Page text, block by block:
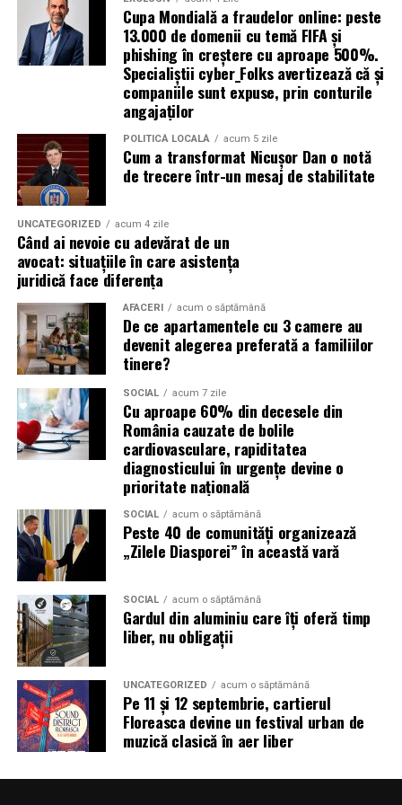
A doua este suprapunerea cu imobilele vecine — situația
în care două documentații cadastrale revendică, pe
hârtie, aceeași fâșie de teren. Deblocarea necesită
măsurători comparative și, uneori, acordul vecinilor.
A treia categorie o reprezintă construcțiile edificate fără
autorizație sau extinderile nedeclarate, care nu apar în
documentația inițială. Înainte de orice tranzacție,
acestea trebuie reflectate corect în evidențe.
Echipamentele au schimbat
regulile jocului
Diferența dintre topografia de acum douăzeci de ani și
cea de astăzi ține, în bună măsură, de tehnologie.
precizie centimetrică în sistemul național de referință.
Stațiile totale robotizate reduc numărul de operatori
necesari și cresc viteza de lucru. Scanarea laser produce,
în câteva minute, milioane de puncte care descriu fidel o
clădire sau un teren. Dronele acoperă rapid suprafețe
mari și generează ortofotoplanuri și modele digitale ale
terenului.
Pentru client, avantajul este dublu: timp mai scurt
petrecut pe teren și o marjă de eroare mult mai mică.
Pentru proiecte mari — un ansamblu rezidențial, o hală
industrială, un tronson de drum — aceste diferențe se
traduc direct în bani și în termene respectate.
Recomandări înainte de a
începe
Indiferent de firma aleasă, câteva verificări simple
Cupa Mondială a fraudelor online: peste
13.000 de domenii cu temă FIFA și
phishing în creștere cu aproape 500%.
Specialiștii cyber_Folks avertizează că și
companiile sunt expuse, prin conturile
angajaților
POLITICĂ LOCALĂ acum 5 zile
Cum a transformat Nicușor Dan o notă
de trecere într-un mesaj de stabilitate
UNCATEGORIZED acum 4 zile
Când ai nevoie cu adevărat de un
avocat: situațiile în care asistența
juridică face diferența
AFACERI acum o săptămână
De ce apartamentele cu 3 camere au
devenit alegerea preferată a familiilor
tinere?
SOCIAL acum 7 zile
Cu aproape 60% din decesele din
România cauzate de bolile
cardiovasculare, rapiditatea
diagnosticului în urgențe devine o
prioritate națională
SOCIAL acum o săptămână
Peste 40 de comunități organizează
„Zilele Diasporei” în această vară
SOCIAL acum o săptămână
Gardul din aluminiu care îți oferă timp
liber, nu obligații
UNCATEGORIZED acum o săptămână
Pe 11 și 12 septembrie, cartierul
Floreasca devine un festival urban de
muzică clasică în aer liber